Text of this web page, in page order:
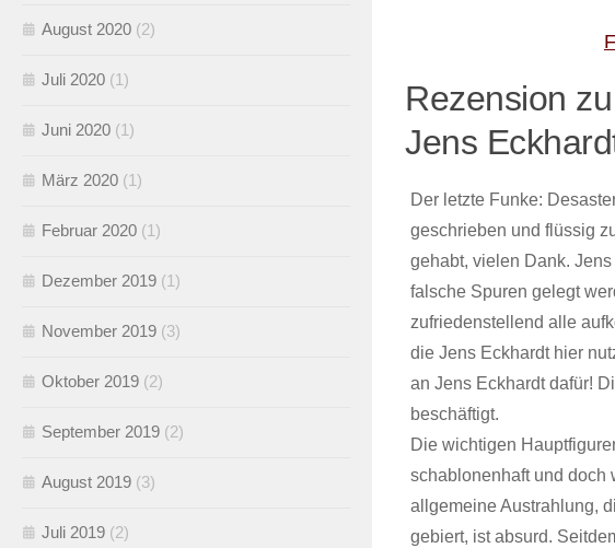
Rezension
Jens
Der letzte Funke:
geschrieben und flüssig
gehabt, vielen Dank.
falsche Spuren gelegt
zufriedenstellend alle
die Jens Eckhardt hier
an Jens Eckhardt dafür!
beschäftigt.
Die wichtigen
schablonenhaft und doch
allgemeine Austrahlung,
gebiert, ist absurd.
August 2020 (2)
Juli 2020 (1)
Juni 2020 (1)
März 2020 (1)
Februar 2020 (1)
Dezember 2019 (1)
November 2019 (3)
Oktober 2019 (2)
September 2019 (2)
August 2019 (3)
Juli 2019 (2)